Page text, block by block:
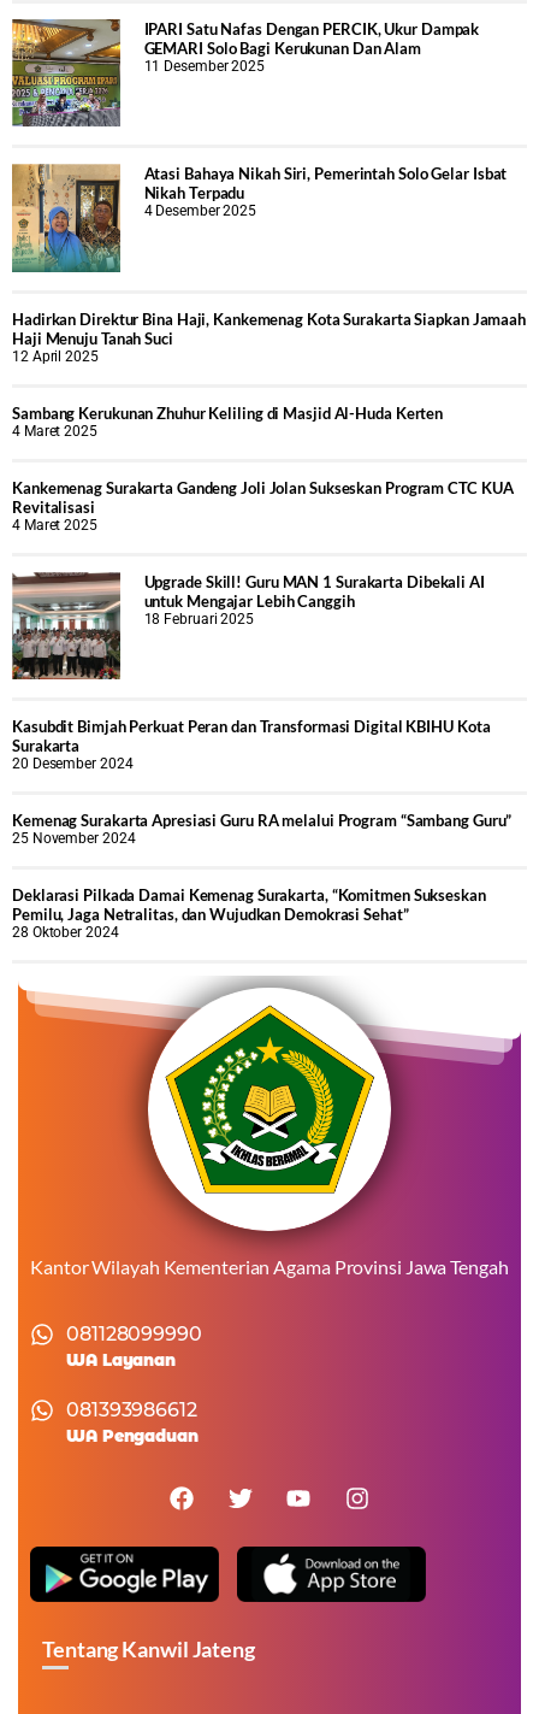
IPARI Satu Nafas Dengan PERCIK, Ukur Dampak
GEMARI Solo Bagi Kerukunan Dan Alam
11 Desember 2025
Atasi Bahaya Nikah Siri, Pemerintah Solo Gelar Isbat
Nikah Terpadu
4 Desember 2025
Hadirkan Direktur Bina Haji, Kankemenag Kota Surakarta Siapkan Jamaah
Haji Menuju Tanah Suci
12 April 2025
Sambang Kerukunan Zhuhur Keliling di Masjid Al-Huda Kerten
4 Maret 2025
Kankemenag Surakarta Gandeng Joli Jolan Sukseskan Program CTC KUA
Revitalisasi
4 Maret 2025
Upgrade Skill! Guru MAN 1 Surakarta Dibekali AI
untuk Mengajar Lebih Canggih
18 Februari 2025
Kasubdit Bimjah Perkuat Peran dan Transformasi Digital KBIHU Kota
Surakarta
20 Desember 2024
Kemenag Surakarta Apresiasi Guru RA melalui Program “Sambang Guru”
25 November 2024
Deklarasi Pilkada Damai Kemenag Surakarta, “Komitmen Sukseskan
Pemilu, Jaga Netralitas, dan Wujudkan Demokrasi Sehat”
28 Oktober 2024
Kantor Wilayah Kementerian Agama Provinsi Jawa Tengah
081128099990
WA Layanan
081393986612
WA Pengaduan
Tentang Kanwil Jateng